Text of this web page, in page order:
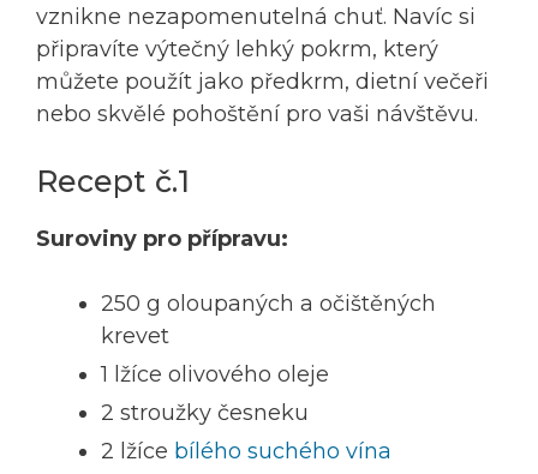
vznikne nezapomenutelná chuť. Navíc si
připravíte výtečný lehký pokrm, který
můžete použít jako předkrm, dietní večeři
nebo skvělé pohoštění pro vaši návštěvu.
Recept č.1
Suroviny pro přípravu:
250 g oloupaných a očištěných
krevet
1 lžíce olivového oleje
2 stroužky česneku
2 lžíce bílého suchého vína